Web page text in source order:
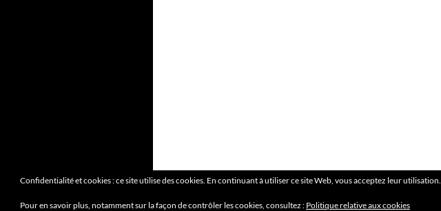
Confidentialité et cookies : ce site utilise des cookies. En continuant à utiliser ce site Web, vous acceptez leur utilisation.
Pour en savoir plus, notamment sur la façon de contrôler les cookies, consultez : Politique relative aux cookies